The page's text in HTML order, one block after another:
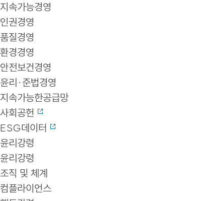
지속가능경영
인권경영
품질경영
환경경영
안전보건경영
윤리·준법경영
지속가능한공급망
사회공헌
ESG데이터
윤리강령
윤리강령
조직 및 체계
컴플라이언스